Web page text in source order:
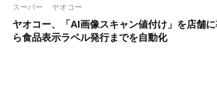
スーパー
ヤオコー
ヤオコー、「AI画像スキャン値付け」を店舗
ら食品表示ラベル発行までを自動化